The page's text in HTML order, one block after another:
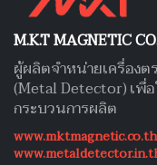
M.K.T MAGNETIC
ผู้ผลิตจำหน่ายเครื่อง
(Metal Detector) เพื่
กระบวนการผลิต
www.mktmagnetic.co.th